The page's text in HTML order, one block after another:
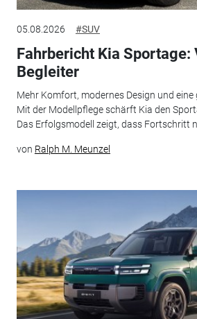
05.08.2026 #SUV
Fahrbericht Kia Sportage:
Begleiter
Mehr Komfort, modernes Design und
Mit der Modellpflege schärft Kia den
Das Erfolgsmodell zeigt, dass Fortschritt
von Ralph M. Meunzel